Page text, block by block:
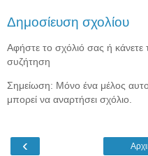
Δημοσίευση σχολίου
Αφήστε το σχόλιό σας ή κάνετε
συζήτηση
Σημείωση: Μόνο ένα μέλος
μπορεί να αναρτήσει σχόλιο.
‹